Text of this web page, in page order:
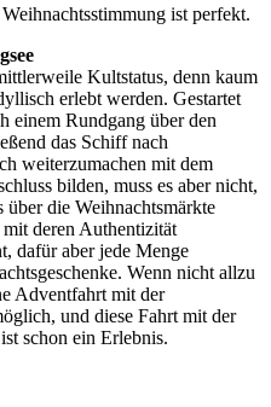
ist perfekt.
Kultstatus, denn kaum
erlebt werden. Gestartet
einem Rundgang über den
das Schiff nach
weiterzumachen mit dem
bilden, muss es aber nicht,
die Weihnachtsmärkte
deren Authentizität
dafür aber jede Menge
Wenn nicht allzu
Adventfahrt mit der
und diese Fahrt mit der
schon ein Erlebnis.